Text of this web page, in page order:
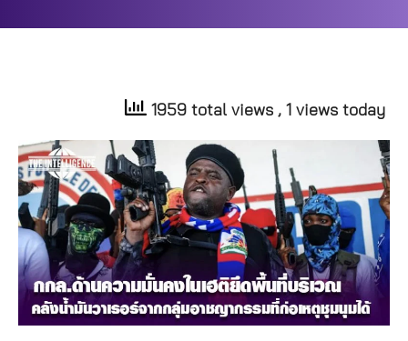
1959 total views , 1 views today